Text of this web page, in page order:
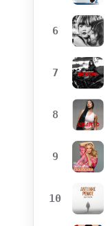
6
7
8
9
10